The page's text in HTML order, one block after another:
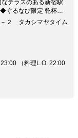
テラスのある新宿駅
ぐるなび限定 乾杯＆
別コース 詳細はメニ
宿駅新南口駅直結 新
で開放感のあるテラ
スなので雨の日も
食事をお楽しみいただ
ーンでご利用可能◎
２ タカシマヤタイム
（料理L.O. 22:00